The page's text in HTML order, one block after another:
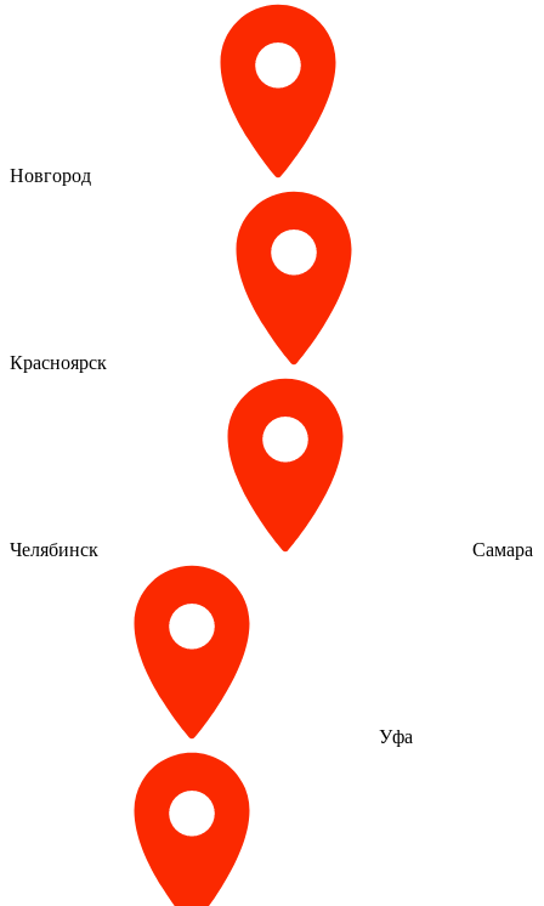
Новгород
Красноярск
Челябинск Самара
Уфа